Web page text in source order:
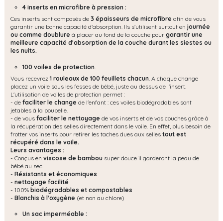
4 inserts en microfibre à pression :
Ces inserts sont composés de 3 épaisseurs de microfibre afin de vous
garantir une bonne capacité d'absorption. Ils s'utilisent surtout en journée
ou comme doublure à placer au fond de la couche pour garantir une
meilleure capacité d'absorption de la couche durant les siestes ou
les nuits.
100 voiles de protection
Vous recevrez 1 rouleaux de 100 feuillets chacun . A chaque change
placez un voile sous les fesses de bébé, juste au dessus de l'insert.
L'utilisation de voiles de protection permet :
- de faciliter le change de l'enfant : ces voiles biodégradables sont
jetables à la poubelle.
- de vous faciliter le nettoyage de vos inserts et de vos couches grâce à
la récupération des selles directement dans le voile. En effet, plus besoin de
frotter vos inserts pour retirer les taches dues aux selles tout est
récupéré dans le voile.
Leurs avantages :
- Conçus en viscose de bambou super douce il garderont la peau de
bébé au sec.
- Résistants et économiques
- nettoyage facilité
- 100% biodégradables et compostables
- Blanchis à l'oxygène (et non au chlore)
Un sac imperméable :